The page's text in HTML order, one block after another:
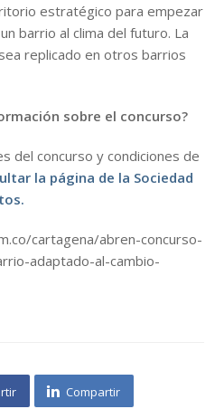
estratégico para empezar
barrio al clima del futuro. La
replicado en otros barrios
sobre el concurso?
del concurso y condiciones de
la página de la Sociedad
cartagena/abren-concurso-
adaptado-al-cambio-
Compartir